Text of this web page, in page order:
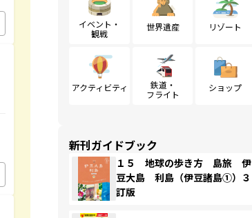
イベント・
観戦
世界遺産 リゾート
アクティビティ
鉄道・
フライト
ショップ
新刊ガイドブック
１５ 地球の歩き方 島旅 伊
豆大島 利島（伊豆諸島①）３
訂版